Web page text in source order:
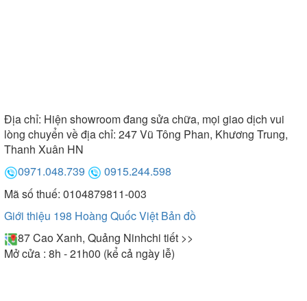
Địa chỉ: Hiện showroom đang sửa chữa, mọi giao dịch vui
lòng chuyển về địa chỉ: 247 Vũ Tông Phan, Khương Trung,
Thanh Xuân HN
0971.048.739
0915.244.598
Mã số thuế: 0104879811-003
Giới thiệu 198 Hoàng Quốc Việt Bản đồ
87 Cao Xanh, Quảng Ninhchi tiết >>
Mở cửa : 8h - 21h00 (kể cả ngày lễ)